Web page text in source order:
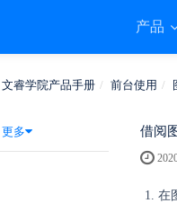
产品
文睿学院产品手册 前台使用
更多 借阅
1. 在